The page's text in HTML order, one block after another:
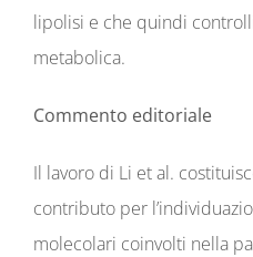
lipolisi e che quindi
metabolica.
Commento editoriale
Il lavoro di Li et al.
contributo per
molecolari coinvolti nella